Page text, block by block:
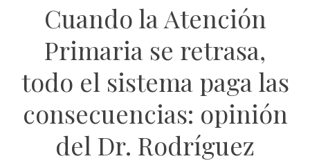
Cuando la Atención
Primaria se retrasa,
todo el sistema paga las
consecuencias: opinión
del Dr. Rodríguez